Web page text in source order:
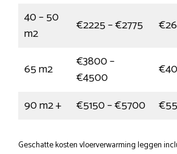
40 – 50
m2
€2225 – €2775
65 m2
€3800 –
€4500
90 m2 +
€5150 – €5700
Geschatte kosten vloerverwarming leggen